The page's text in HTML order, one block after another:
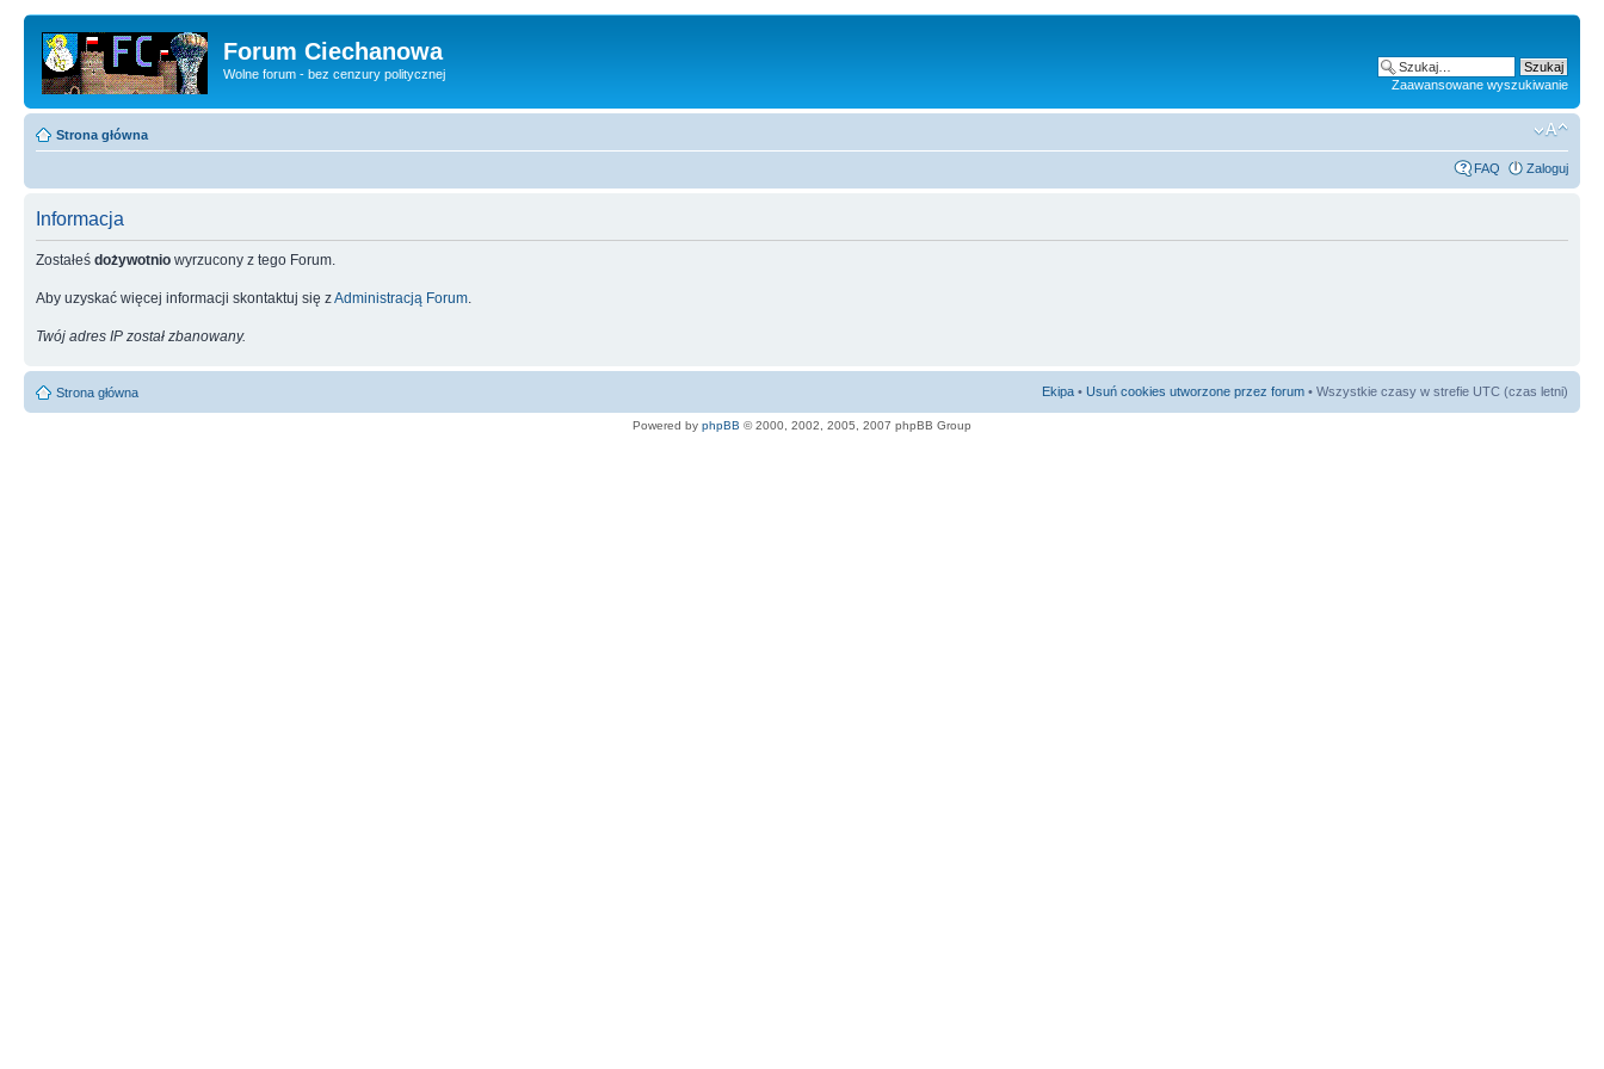
Forum Ciechanowa
Wolne forum - bez cenzury politycznej
Zaawansowane wyszukiwanie
Strona główna
FAQ Zaloguj
Informacja
Zostałeś dożywotnio wyrzucony z tego Forum.
Aby uzyskać więcej informacji skontaktuj się zAdministracją Forum
Twój adres IP został zbanowany.
Strona główna Ekipa • Usuń cookies utworzone przez forum • Wszystkie czasy w strefie UTC (czas letni)
Powered by phpBB © 2000, 2002, 2005, 2007 phpBB Group